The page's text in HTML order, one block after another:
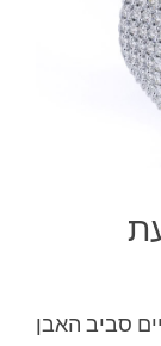
סביב האבן